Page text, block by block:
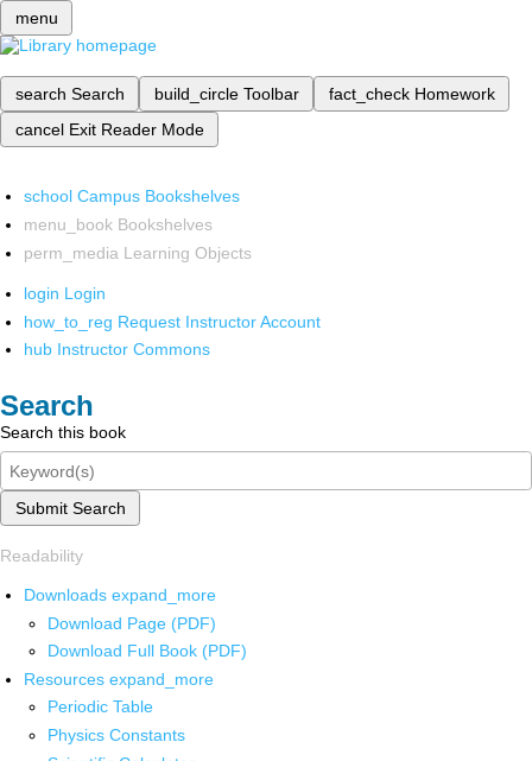
menu
search Search build_circle Toolbar fact_check Homework
cancel Exit Reader Mode
school Campus Bookshelves
menu_book Bookshelves
perm_media Learning Objects
login Login
how_to_reg Request Instructor Account
hub Instructor Commons
Search
Search this book
Submit Search
Readability
Downloads expand_more
Download Page (PDF)
Download Full Book (PDF)
Resources expand_more
Periodic Table
Physics Constants